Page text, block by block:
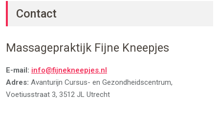
Contact
Massagepraktijk Fijne Kneepjes
E-mail: info@fijnekneepjes.nl
Adres: Avanturijn Cursus- en Gezondheidscentrum,
Voetiusstraat 3, 3512 JL Utrecht